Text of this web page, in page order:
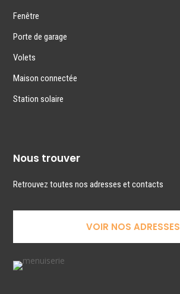
Fenêtre
Porte de garage
Volets
Maison connectée
Station solaire
Nous trouver
Retrouvez toutes nos adresses et contacts
VOIR NOS ADRESSES